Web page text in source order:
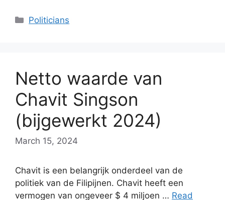
Categories
Politicians
Netto waarde van
Chavit Singson
(bijgewerkt 2024)
March 15, 2024
Chavit is een belangrijk onderdeel van de
politiek van de Filipijnen. Chavit heeft een
vermogen van ongeveer $ 4 miljoen … Read